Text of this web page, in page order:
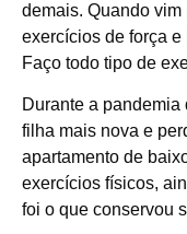
demais. Quando
exercícios de força e
Faço todo tipo de
Durante a
filha mais nova e
apartamento de
exercícios físicos,
foi o que conservou